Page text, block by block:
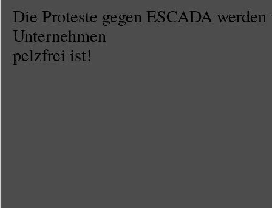
Die Proteste gegen ESCADA
Unternehmen
pelzfrei ist!